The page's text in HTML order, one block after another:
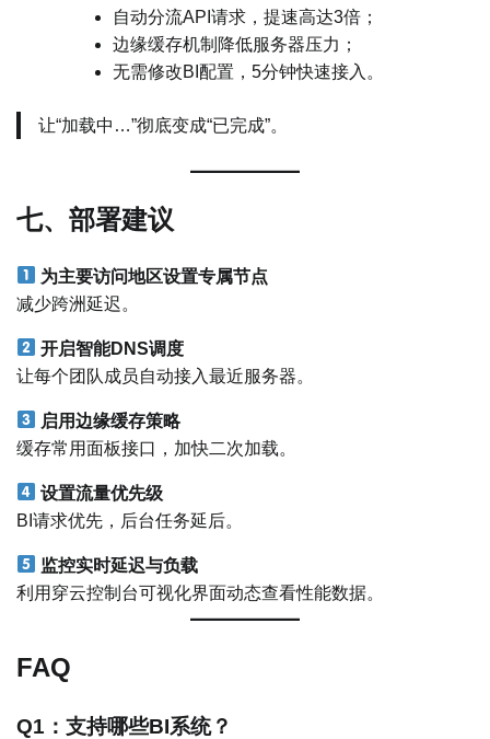
自动分流API请求，提速高达3倍；
边缘缓存机制降低服务器压力；
无需修改BI配置，5分钟快速接入。
让“加载中…”彻底变成“已完成”。
七、部署建议
为主要访问地区设置专属节点
减少跨洲延迟。
开启智能DNS调度
让每个团队成员自动接入最近服务器。
启用边缘缓存策略
缓存常用面板接口，加快二次加载。
设置流量优先级
BI请求优先，后台任务延后。
监控实时延迟与负载
利用穿云控制台可视化界面动态查看性能数据。
FAQ
Q1：支持哪些BI系统？